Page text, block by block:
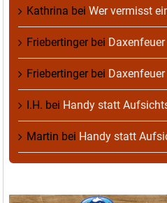
Kathrina bei Wer vermisst
Friebertingerbei
Friebertingerbei
I.H. bei Handy statt
Martin bei Handy statt